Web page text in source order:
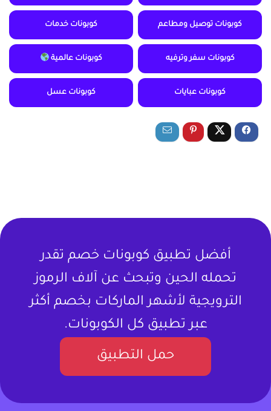
كوبونات توصيل ومطاعم كوبونات خدمات
كوبونات سفر وترفيه كوبونات عالمية
كوبونات عبايات كوبونات عسل
أفضل تطبيق كوبونات خصم تقدر
تحمله الحين وتبحث عن آلاف الرموز
الترويجية لأشهر الماركات بخصم أكثر
عبر تطبيق كل الكوبونات.
حمل التطبيق